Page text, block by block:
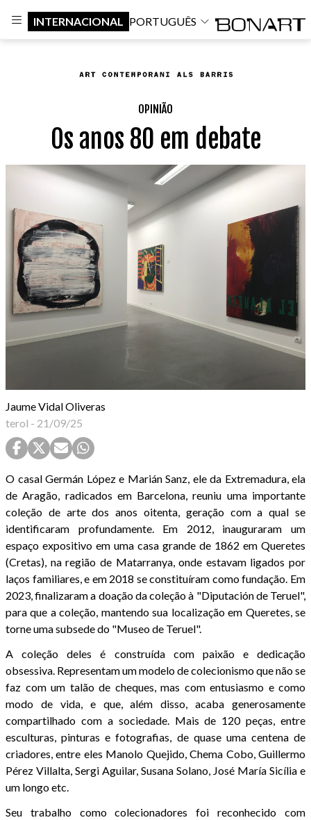
INTERNACIONAL PORTUGUÊS
OPINIÃO
Os anos 80 em debate
Jaume Vidal Oliveras
terol - 21/09/25
O casal Germán López e Marián Sanz, ele da Extremadura, ela
de Aragão, radicados em Barcelona, reuniu uma importante
coleção de arte dos anos oitenta, geração com a qual se
identificaram profundamente. Em 2012, inauguraram um
espaço expositivo em uma casa grande de 1862 em Queretes
(Cretas), na região de Matarranya, onde estavam ligados por
laços familiares, e em 2018 se constituíram como fundação. Em
2023, finalizaram a doação da coleção à "Diputación de Teruel",
para que a coleção, mantendo sua localização em Queretes, se
torne uma subsede do "Museo de Teruel".
A coleção deles é construída com paixão e dedicação
obsessiva. Representam um modelo de colecionismo que não se
faz com um talão de cheques, mas com entusiasmo e como
modo de vida, e que, além disso, acaba generosamente
compartilhado com a sociedade. Mais de 120 peças, entre
esculturas, pinturas e fotografias, de quase uma centena de
criadores, entre eles Manolo Quejido, Chema Cobo, Guillermo
Pérez Villalta, Sergi Aguilar, Susana Solano, José María Sicília e
um longo etc.
Seu trabalho como colecionadores foi reconhecido com